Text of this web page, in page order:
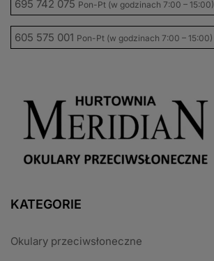
695 742 075 Pon-Pt (w godzinach 7:00 – 15:00)
605 575 001 Pon-Pt (w godzinach 7:00 – 15:00)
KATEGORIE
Okulary przeciwsłoneczne